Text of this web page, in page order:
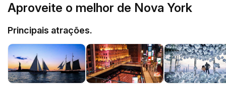
Aproveite o melhor de Nova York
Principais atrações.